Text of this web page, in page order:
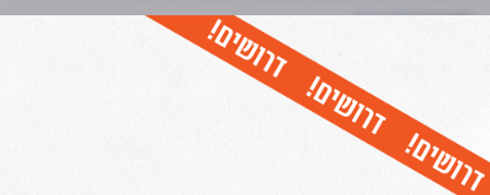
עליהם |לקריאה
• ביהמ"ש המחוזי בחיפה ביקר את שופטת השלום על גזר
הדין המקל לעבריין בנייה |